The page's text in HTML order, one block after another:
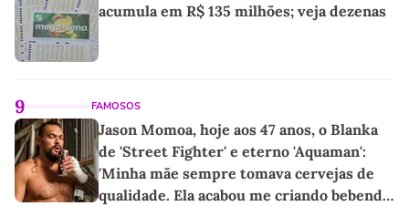
acumula em R$ 135 milhões; veja dezenas
9 FAMOSOS
Jason Momoa, hoje aos 47 anos, o Blanka
de 'Street Fighter' e eterno 'Aquaman':
'Minha mãe sempre tomava cervejas de
qualidade. Ela acabou me criando bebendo